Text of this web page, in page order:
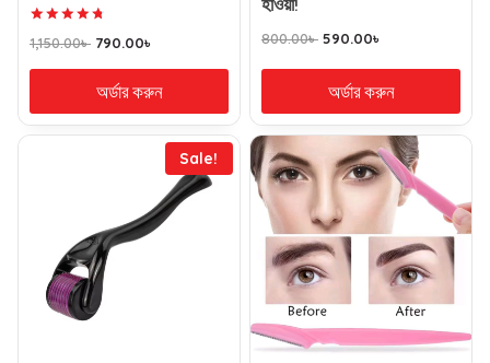
Rated
4.83
1,150.00৳ 790.00৳
অর্ডার করুন
800.00৳ 590.00৳
অর্ডার করুন
Sale!